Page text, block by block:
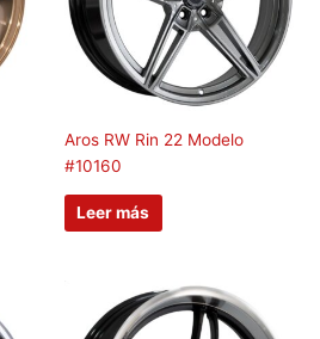
Aros RW Rin 22 Modelo
#10160
Leer más